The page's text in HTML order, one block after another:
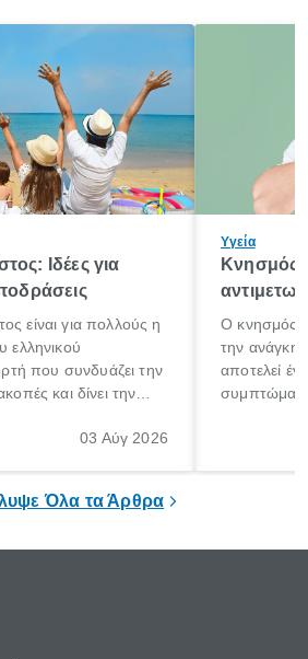
Ιδέες για
είναι για πολλούς η
ελληνικού
που συνδυάζει την
και δίνει την
για λίγες μέρες03 Αύγ 2026
Υγεία
Κνησμός:
Ο κνησμός
την ανάγκη
αποτελεί
Όλα τα Άρθρα